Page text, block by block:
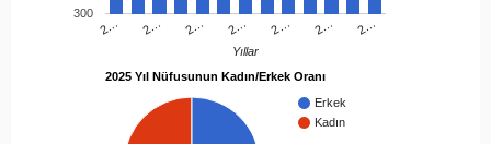
2… 2… 2… 2… 2… 2… 2…
300
Yıllar
2025 Yıl Nüfusunun Kadın/Erkek Oranı
Erkek
Kadın